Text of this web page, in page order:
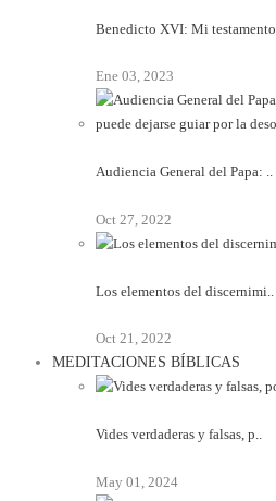
Benedicto XVI: Mi testamento..
Ene 03, 2023
Audiencia General del Papa: ..
Oct 27, 2022
Los elementos del discernimi..
Oct 21, 2022
MEDITACIONES BÍBLICAS
Vides verdaderas y falsas, p..
May 01, 2024